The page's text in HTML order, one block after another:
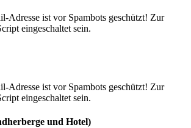
Adresse ist vor Spambots geschützt! Zur
eingeschaltet sein.
Adresse ist vor Spambots geschützt! Zur
eingeschaltet sein.
und Hotel)